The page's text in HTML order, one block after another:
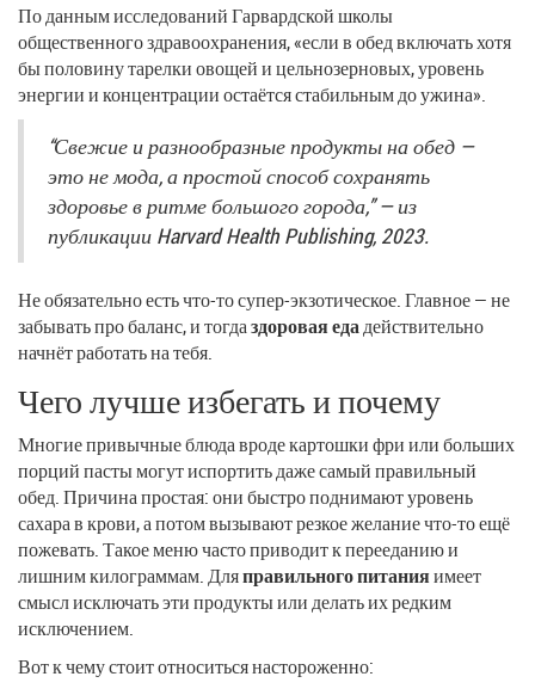
По данным исследований Гарвардской школы
общественного здравоохранения, «если в обед включать хотя
бы половину тарелки овощей и цельнозерновых, уровень
энергии и концентрации остаётся стабильным до ужина».
“Свежие и разнообразные продукты на обед —
это не мода, а простой способ сохранять
здоровье в ритме большого города,” — из
публикации Harvard Health Publishing, 2023.
Не обязательно есть что-то супер-экзотическое. Главное — не
забывать про баланс, и тогдаздоровая едадействительно
начнёт работать на тебя.
Чего лучше избегать и почему
Многие привычные блюда вроде картошки фри или больших
порций пасты могут испортить даже самый правильный
обед. Причина простая: они быстро поднимают уровень
сахара в крови, а потом вызывают резкое желание что-то ещё
пожевать. Такое меню часто приводит к перееданию и
лишним килограммам. Дляправильного питанияимеет
смысл исключать эти продукты или делать их редким
исключением.
Вот к чему стоит относиться настороженно: